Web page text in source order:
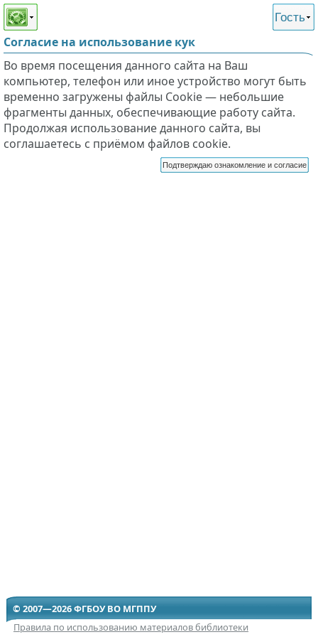
Этот сайт поддерживает
слабовидящих
Гость
Согласие на использование кук
Во время посещения данного сайта на Ваш
компьютер, телефон или иное устройство могут быть
временно загружены файлы Cookie — небольшие
фрагменты данных, обеспечивающие работу сайта.
Продолжая использование данного сайта, вы
соглашаетесь с приёмом файлов cookie.
Подтверждаю ознакомление и согласие
© 2007—2026 ФГБОУ ВО МГППУ
Правила по использованию материалов библиотеки